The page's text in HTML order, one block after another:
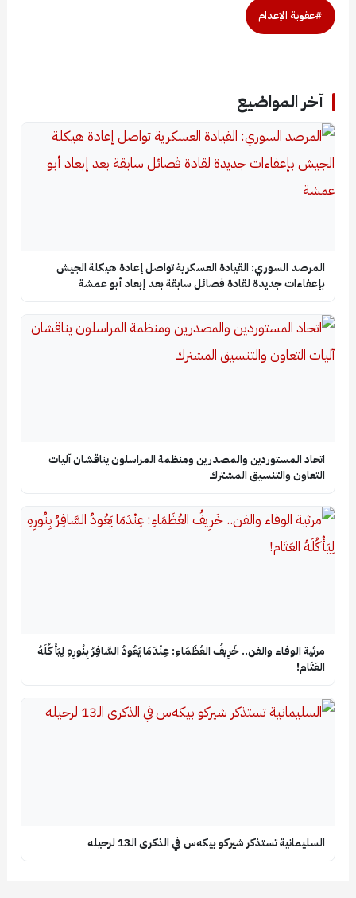
#عقوبة الإعدام
آخر المواضيع
المرصد السوري: القيادة العسكرية تواصل إعادة هيكلة الجيش
بإعفاءات جديدة لقادة فصائل سابقة بعد إبعاد أبو عمشة
اتحاد المستوردين والمصدرين ومنظمة المراسلون يناقشان آليات
التعاون والتنسيق المشترك
​مرثية الوفاء والفن.. خَرِيفُ العُظَمَاءِ: عِنْدَمَا يَعُودُ السَّافِرُ بِنُورِهِ لِيَأْكُلَهُ
العَتَام!
السليمانية تستذكر شيركو بيكه‌س في الذكرى الـ13 لرحيله